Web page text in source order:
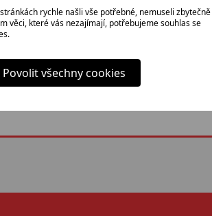
nabízejí?Neváhejte
rychle našli vše potřebné, nemuseli zbytečně
věci, které vás nezajímají, potřebujeme souhlas se
Povolit všechny cookies